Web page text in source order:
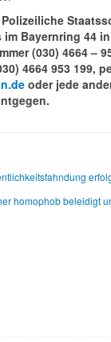
Bayernring 44
(030) 4664 –
4664 953 199,
oder jede
homophob beleidigt